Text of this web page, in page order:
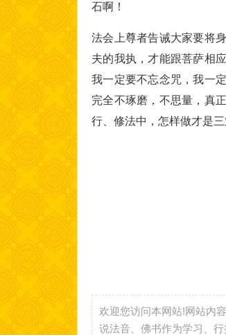
石啊！
法会上尊者告诫大家要将
夫的我执，才能跟菩萨相
我一定要不忘念咒，我一
完全不琢磨，不思量，真
行、修法中，怎样做才是
欢迎您访问本网站!网站内
说法音、佛书作为学习、